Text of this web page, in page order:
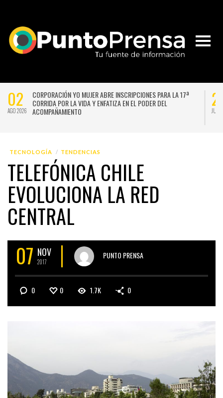
02
AGO 2026
CORPORACIÓN YO MUJER ABRE INSCRIPCIONES PARA LA 17ª
CORRIDA POR LA VIDA Y ENFATIZA EN EL PODER DEL
ACOMPAÑAMIENTO
JUL
TECNOLOGÍA TENDENCIAS
TELEFÓNICA CHILE
EVOLUCIONA LA RED
CENTRAL
07 NOV
2017
PUNTO PRENSA
0 0 1.7K 0